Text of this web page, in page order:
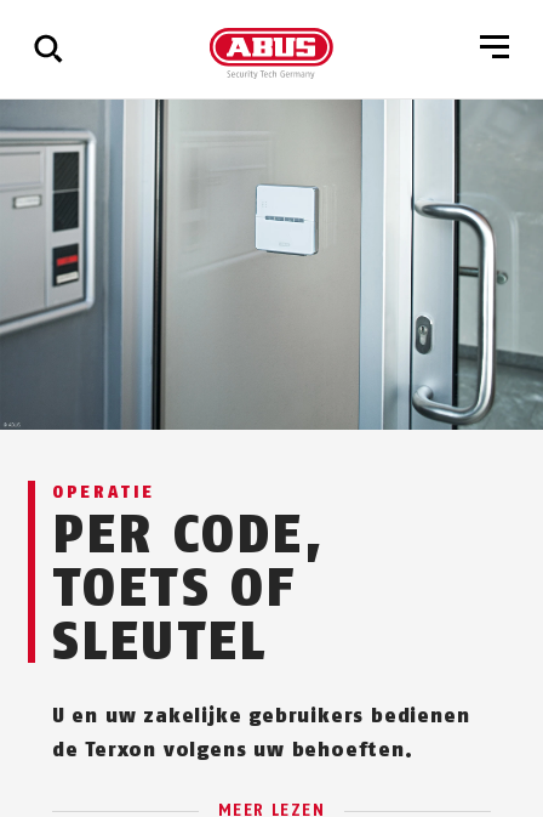
Geef
weer
OPERATIE
PER CODE,
TOETS OF
SLEUTEL
U en uw zakelijke gebruikers bedienen
de Terxon volgens uw behoeften.
MEER LEZEN